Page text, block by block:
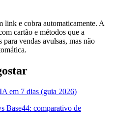
link e cobra automaticamente. A
cartão e métodos que a
vendas avulsas, mas não
em 7 dias (guia 2026)
Base44: comparativo de